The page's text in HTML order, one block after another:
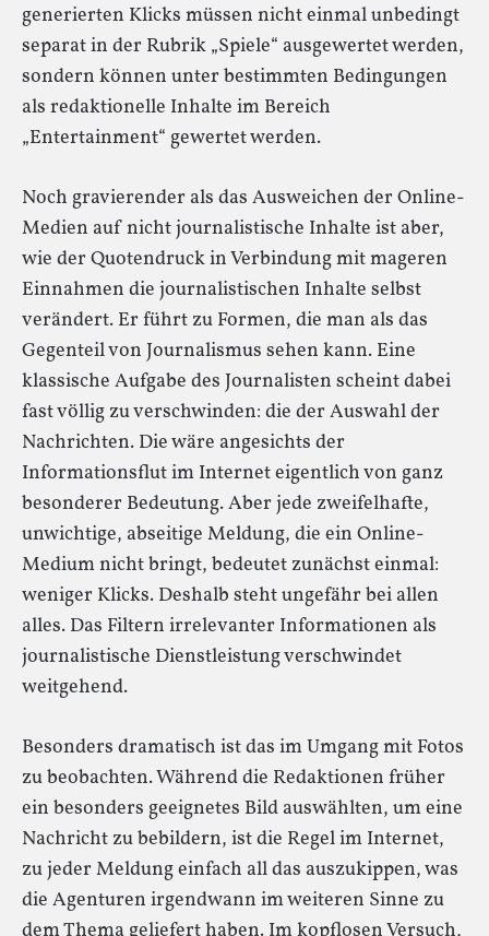
generierten Klicks müssen nicht einmal unbedingt
separat in der Rubrik „Spiele“ ausgewertet werden,
sondern können unter bestimmten Bedingungen
als redaktionelle Inhalte im Bereich
„Entertainment“ gewertet werden.
Noch gravierender als das Ausweichen der Online-
Medien auf nicht journalistische Inhalte ist aber,
wie der Quotendruck in Verbindung mit mageren
Einnahmen die journalistischen Inhalte selbst
verändert. Er führt zu Formen, die man als das
Gegenteil von Journalismus sehen kann. Eine
klassische Aufgabe des Journalisten scheint dabei
fast völlig zu verschwinden: die der Auswahl der
Nachrichten. Die wäre angesichts der
Informationsflut im Internet eigentlich von ganz
besonderer Bedeutung. Aber jede zweifelhafte,
unwichtige, abseitige Meldung, die ein Online-
Medium nicht bringt, bedeutet zunächst einmal:
weniger Klicks. Deshalb steht ungefähr bei allen
alles. Das Filtern irrelevanter Informationen als
journalistische Dienstleistung verschwindet
weitgehend.
Besonders dramatisch ist das im Umgang mit Fotos
zu beobachten. Während die Redaktionen früher
ein besonders geeignetes Bild auswählten, um eine
Nachricht zu bebildern, ist die Regel im Internet,
zu jeder Meldung einfach all das auszukippen, was
die Agenturen irgendwann im weiteren Sinne zu